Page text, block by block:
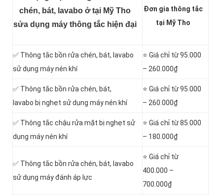
chén, bát, lavabo ở tại Mỹ Tho
sửa dụng máy thông tắc hiện đại
Đơn gia thông tắc
tại Mỹ Tho
✅ Thông tắc bồn rửa chén, bát, lavabo
sử dụng máy nén khí
⭐ Giá chỉ từ 95.000
– 260.000₫
✅ Thông tắc bồn rửa chén, bát,
lavabo bị nghẹt sử dụng máy nén khí
⭐ Giá chỉ từ 95.000
– 260.000₫
✅ Thông tắc chậu rửa mặt bị nghẹt sử
dụng máy nén khí
⭐ Giá chỉ từ 85.000
– 180.000₫
✅ Thông tắc bồn rửa chén, bát, lavabo
sử dụng máy đánh áp lực
⭐ Giá chỉ từ
400.000 –
700.000₫